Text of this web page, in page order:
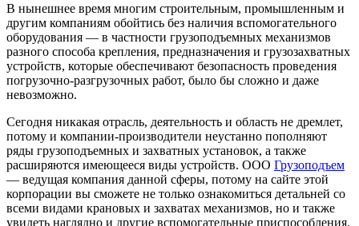
В нынешнее время многим строительным, промышленным и
другим компаниям обойтись без наличия вспомогательного
оборудования — в частности грузоподъемных механизмов
разного способа крепления, предназначения и грузозахватных
устройств, которые обеспечивают безопасность проведения
погрузочно-разгрузочных работ, было бы сложно и даже
невозможно.
Сегодня никакая отрасль, деятельность и область не дремлет,
потому и компании-производители неустанно пополняют
ряды грузоподъемных и захватных установок, а также
расширяются имеющееся виды устройств. ООО Грузоподъем
— ведущая компания данной сферы, потому на сайте этой
корпорации вы сможете не только ознакомиться детальней со
всеми видами крановых и захватах механизмов, но и также
увидеть наглядно и другие вспомогательные приспособления.